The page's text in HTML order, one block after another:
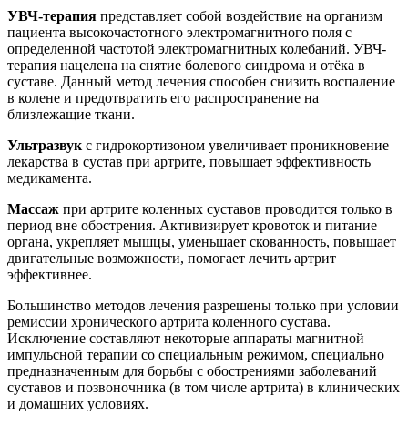
УВЧ-терапия представляет собой воздействие на организм
пациента высокочастотного электромагнитного поля с
определенной частотой электромагнитных колебаний. УВЧ-
терапия нацелена на снятие болевого синдрома и отёка в
суставе. Данный метод лечения способен снизить воспаление
в колене и предотвратить его распространение на
близлежащие ткани.
Ультразвук с гидрокортизоном увеличивает проникновение
лекарства в сустав при артрите, повышает эффективность
медикамента.
Массаж при артрите коленных суставов проводится только в
период вне обострения. Активизирует кровоток и питание
органа, укрепляет мышцы, уменьшает скованность, повышает
двигательные возможности, помогает лечить артрит
эффективнее.
Большинство методов лечения разрешены только при условии
ремиссии хронического артрита коленного сустава.
Исключение составляют некоторые аппараты магнитной
импульсной терапии со специальным режимом, специально
предназначенным для борьбы с обострениями заболеваний
суставов и позвоночника (в том числе артрита) в клинических
и домашних условиях.